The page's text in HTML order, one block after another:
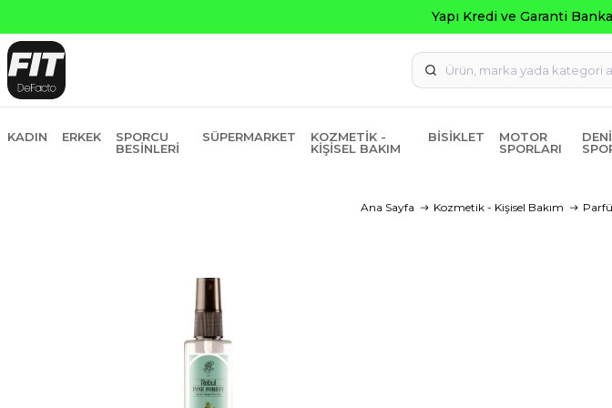
Yapı Kredi ve Garanti Bankasına Peşin Fiyatına 6 Taksit
KADIN ERKEK
SPORCU
BESINLERI
SÜPERMARKET
KOZMETIK -
KIŞISEL BAKIM
BISIKLET
MOTOR
SPORLARI
Ana Sayfa Kozmetik - Kişisel Bakım